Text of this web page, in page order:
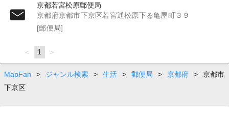
京都若宮松原郵便局
京都府京都市下京区若宮通松原下る亀屋町３９
[郵便局]
page
You're
on
page
1 page
MapFan > ジャンル検索 > 生活 > 郵便局 > 京都府 >
京都市
下京区